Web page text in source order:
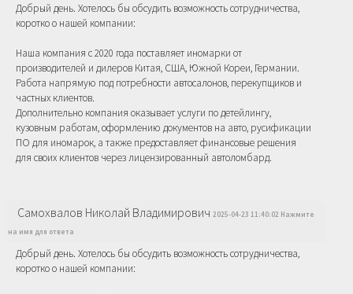
Добрый день. Хотелось бы обсудить возможность сотрудничества,
коротко о нашей компании:
Наша компания с 2020 года поставляет иномарки от
производителей и дилеров Китая, США, Южной Кореи, Германии.
Работа напрямую под потребности автосалонов, перекупщиков и
частных клиентов.
Дополнительно компания оказывает услуги по детейлингу,
кузовным работам, оформлению документов на авто, русификации
ПО для иномарок, а также предоставляет финансовые решения
для своих клиентов через лицензированный автоломбард.
Самохвалов Николай Владимирович 2025-04-23 11:40:02 Нажмите
на имя для ответа
Добрый день. Хотелось бы обсудить возможность сотрудничества,
коротко о нашей компании: